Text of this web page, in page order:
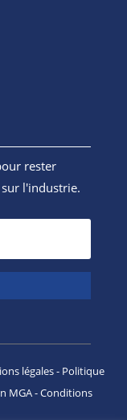
rester
l'industrie.
légales- Politique
MGA-Conditions